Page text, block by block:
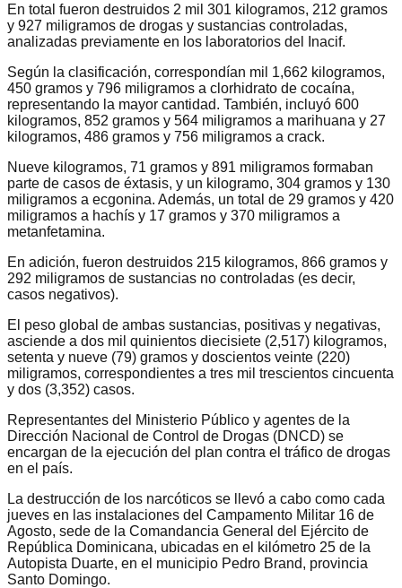
En total fueron destruidos 2 mil 301 kilogramos, 212 gramos
y 927 miligramos de drogas y sustancias controladas,
analizadas previamente en los laboratorios del Inacif.
Según la clasificación, correspondían mil 1,662 kilogramos,
450 gramos y 796 miligramos a clorhidrato de cocaína,
representando la mayor cantidad. También, incluyó 600
kilogramos, 852 gramos y 564 miligramos a marihuana y 27
kilogramos, 486 gramos y 756 miligramos a crack.
Nueve kilogramos, 71 gramos y 891 miligramos formaban
parte de casos de éxtasis, y un kilogramo, 304 gramos y 130
miligramos a ecgonina. Además, un total de 29 gramos y 420
miligramos a hachís y 17 gramos y 370 miligramos a
metanfetamina.
En adición, fueron destruidos 215 kilogramos, 866 gramos y
292 miligramos de sustancias no controladas (es decir,
casos negativos).
El peso global de ambas sustancias, positivas y negativas,
asciende a dos mil quinientos diecisiete (2,517) kilogramos,
setenta y nueve (79) gramos y doscientos veinte (220)
miligramos, correspondientes a tres mil trescientos cincuenta
y dos (3,352) casos.
Representantes del Ministerio Público y agentes de la
Dirección Nacional de Control de Drogas (DNCD) se
encargan de la ejecución del plan contra el tráfico de drogas
en el país.
La destrucción de los narcóticos se llevó a cabo como cada
jueves en las instalaciones del Campamento Militar 16 de
Agosto, sede de la Comandancia General del Ejército de
República Dominicana, ubicadas en el kilómetro 25 de la
Autopista Duarte, en el municipio Pedro Brand, provincia
Santo Domingo.